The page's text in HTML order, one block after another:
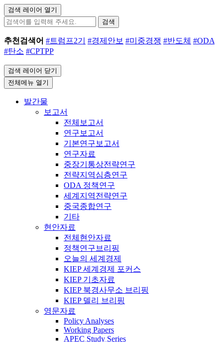
검색 레이어 열기
검색
추천검색어 #트럼프2기 #경제안보 #미중경쟁 #반도체 #ODA
#탄소 #CPTPP
검색 레이어 닫기
전체메뉴 열기
발간물
보고서
전체보고서
연구보고서
기본연구보고서
연구자료
중장기통상전략연구
전략지역심층연구
ODA 정책연구
세계지역전략연구
중국종합연구
기타
현안자료
전체현안자료
정책연구브리핑
오늘의 세계경제
KIEP 세계경제 포커스
KIEP 기초자료
KIEP 북경사무소 브리핑
KIEP 델리 브리핑
영문자료
Policy Analyses
Working Papers
APEC Study Series